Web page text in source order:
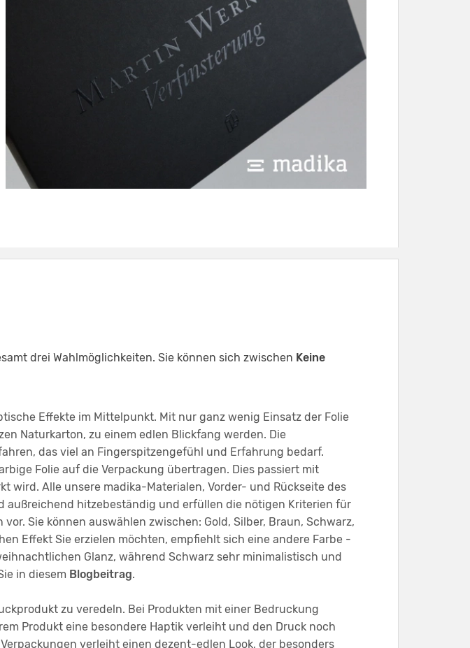
drei Wahlmöglichkeiten. Sie können sich zwischen Keine
Effekte im Mittelpunkt. Mit nur ganz wenig Einsatz der Folie
Naturkarton, zu einem edlen Blickfang werden. Die
das viel an Fingerspitzengefühl und Erfahrung bedarf.
Folie auf die Verpackung übertragen. Dies passiert mit
wird. Alle unsere madika-Materialen, Vorder- und Rückseite des
außreichend hitzebeständig und erfüllen die nötigen Kriterien für
Sie können auswählen zwischen: Gold, Silber, Braun, Schwarz,
Effekt Sie erzielen möchten, empfiehlt sich eine andere Farbe -
Glanz, während Schwarz sehr minimalistisch und
in diesem Blogbeitrag.
zu veredeln. Bei Produkten mit einer Bedruckung
Produkt eine besondere Haptik verleiht und den Druck noch
verleiht einen dezent-edlen Look, der besonders